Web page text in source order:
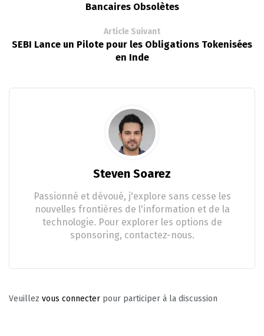
Bancaires Obsolètes
Article Suivant
SEBI Lance un Pilote pour les Obligations Tokenisées
en Inde
Steven Soarez
Passionné et dévoué, j'explore sans cesse les
nouvelles frontières de l'information et de la
technologie. Pour explorer les options de
sponsoring, contactez-nous.
Veuillez vous connecter pour participer à la discussion